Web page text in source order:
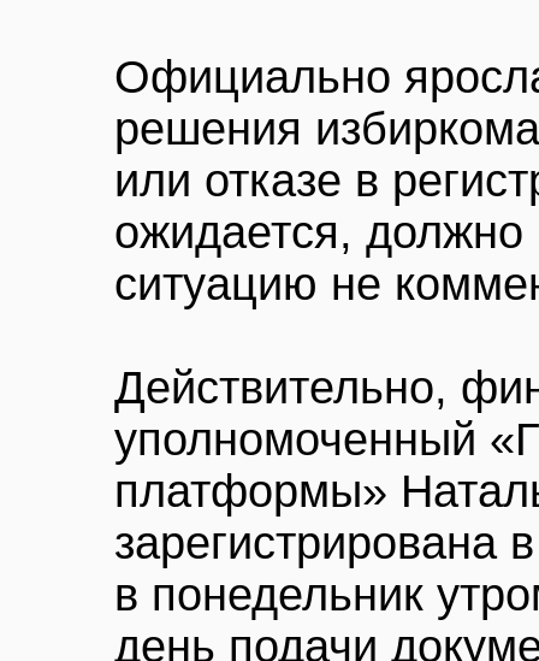
Официально
решения
или отказе в
ожидается, должно
ситуацию не
Действительно,
уполномоченный
платформы»
зарегистрирована
в понедельник
день подачи